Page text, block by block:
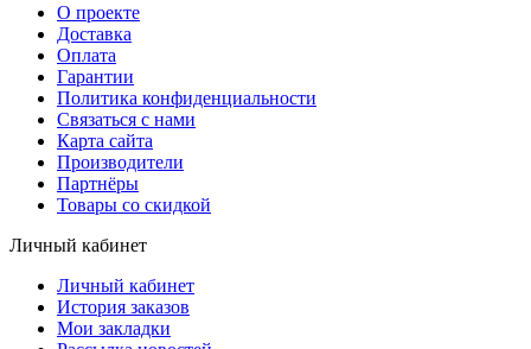
О проекте
Доставка
Оплата
Гарантии
Политика конфиденциальности
Связаться с нами
Карта сайта
Производители
Партнёры
Товары со скидкой
Личный кабинет
Личный кабинет
История заказов
Мои закладки